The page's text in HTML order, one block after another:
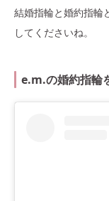
結婚指輪と婚約指輪
してくださいね。
e.m.の婚約指輪